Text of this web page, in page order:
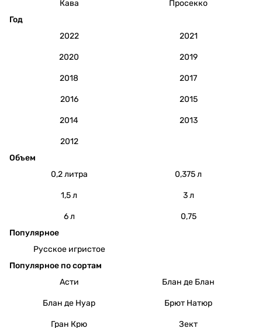
Кава
Просекко
Год
2022
2021
2020 2019
2018 2017
2016 2015
2014 2013
2012
Объем
0,2 литра
0,375 л
1,5 л 3 л
6 л
0,75
Популярное
Русское игристое
Популярное по сортам
Асти
Блан де Блан
Блан де Нуар Брют Натюр
Гран Крю Зект